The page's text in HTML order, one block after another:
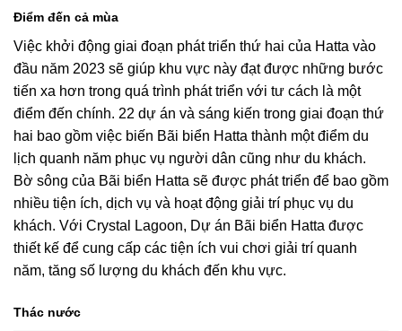
Điểm đến cả mùa
Việc khởi động giai đoạn phát triển thứ hai của Hatta vào
đầu năm 2023 sẽ giúp khu vực này đạt được những bước
tiến xa hơn trong quá trình phát triển với tư cách là một
điểm đến chính. 22 dự án và sáng kiến trong giai đoạn thứ
hai bao gồm việc biến Bãi biển Hatta thành một điểm du
lịch quanh năm phục vụ người dân cũng như du khách.
Bờ sông của Bãi biển Hatta sẽ được phát triển để bao gồm
nhiều tiện ích, dịch vụ và hoạt động giải trí phục vụ du
khách. Với Crystal Lagoon, Dự án Bãi biển Hatta được
thiết kế để cung cấp các tiện ích vui chơi giải trí quanh
năm, tăng số lượng du khách đến khu vực.
Thác nước